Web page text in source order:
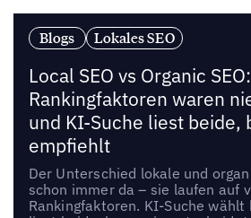
Blogs Lokales SEO
Local SEO vs Organic
Rankingfaktoren waren
und KI-Suche liest beide,
empfiehlt
Der Unterschied lokale und
schon immer da – sie laufen auf
Rankingfaktoren. KI-Suche wählt